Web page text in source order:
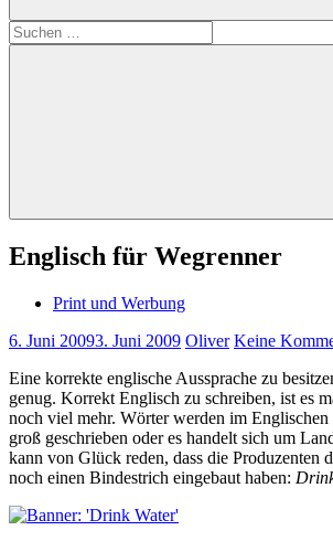
Suchen
nach:
Suchen
Englisch für Wegrenner
Print und Werbung
6. Juni 20093. Juni 2009 Oliver Keine
Eine korrekte englische Aussprache zu
genug. Korrekt Englisch zu schreiben, ist es
noch viel mehr. Wörter werden im Englischen
groß geschrieben oder es handelt sich um
kann von Glück reden, dass die Produzenten
noch einen Bindestrich eingebaut haben: